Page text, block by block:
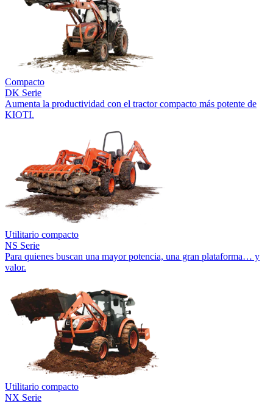
Compacto
DK Serie
Aumenta la productividad con el tractor compacto más potente de
KIOTI.
Utilitario compacto
NS Serie
Para quienes buscan una mayor potencia, una gran plataforma… y
valor.
Utilitario compacto
NX Serie